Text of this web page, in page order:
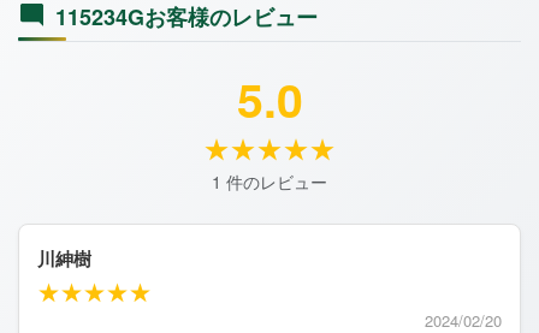
115234Gお客様のレビュー
5.0
★★★★★
1 件のレビュー
川紳樹
★★★★★
2024/02/20